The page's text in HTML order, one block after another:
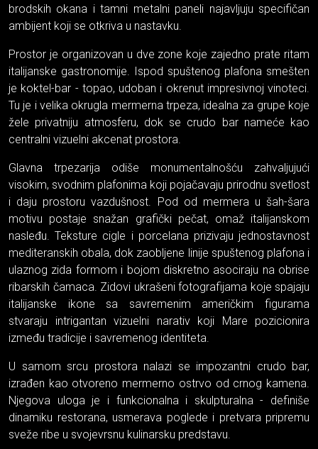
brodskih okana i tamni metalni paneli najavljuju specifičan
ambijent koji se otkriva u nastavku.
Prostor je organizovan u dve zone koje zajedno prate ritam
italijanske gastronomije. Ispod spuštenog plafona smešten
je koktel-bar - topao, udoban i okrenut impresivnoj vinoteci.
Tu je i velika okrugla mermerna trpeza, idealna za grupe koje
žele privatniju atmosferu, dok se crudo bar nameće kao
centralni vizuelni akcenat prostora.
Glavna trpezarija odiše monumentalnošću zahvaljujući
visokim, svodnim plafonima koji pojačavaju prirodnu svetlost
i daju prostoru vazdušnost. Pod od mermera u šah-šara
motivu postaje snažan grafički pečat, omaž italijanskom
nasleđu. Teksture cigle i porcelana prizivaju jednostavnost
mediteranskih obala, dok zaobljene linije spuštenog plafona i
ulaznog zida formom i bojom diskretno asociraju na obrise
ribarskih čamaca. Zidovi ukrašeni fotografijama koje spajaju
italijanske ikone sa savremenim američkim figurama
stvaraju intrigantan vizuelni narativ koji Mare pozicionira
između tradicije i savremenog identiteta.
U samom srcu prostora nalazi se impozantni crudo bar,
izrađen kao otvoreno mermerno ostrvo od crnog kamena.
Njegova uloga je i funkcionalna i skulpturalna - definiše
dinamiku restorana, usmerava poglede i pretvara pripremu
sveže ribe u svojevrsnu kulinarsku predstavu.